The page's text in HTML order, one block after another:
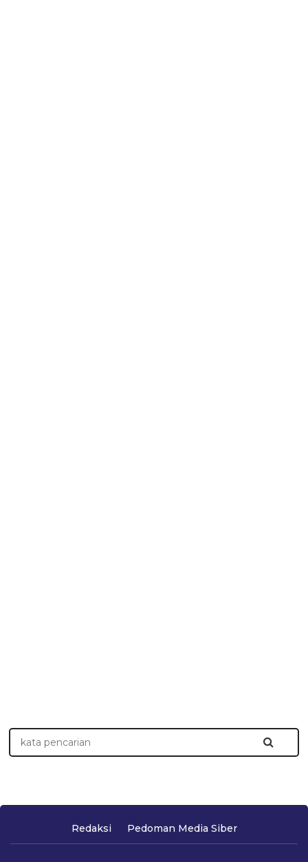
Redaksi Pedoman Media Siber